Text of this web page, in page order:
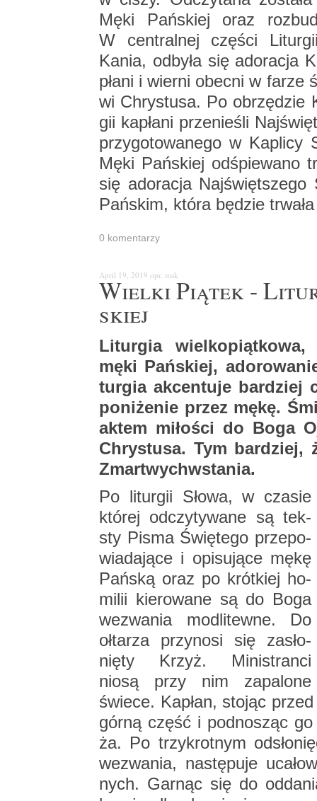
Męki Pań­skiej oraz
W cen­tral­nej czę­ści
Kania, od­by­ła się ad­o­ra­cja
pła­ni i wier­ni obec­ni w
wi Chry­stu­sa. Po ob­rzę­dzie
gii ka­pła­ni prze­nie­śli
przy­go­to­wa­ne­go w Ka­pli­cy
Męki Pań­skiej od­śpie­wa­no
się ad­o­ra­cja
Pań­skim, która bę­dzie
0 ko­men­ta­rzy
April 19, 2019 opr. msk
Wiel­ki Pią­tek -
skiej
Li­tur­gia
męki Pań­skiej,
tur­gia ak­cen­tu­je bar­dziej
po­ni­że­nie przez mękę.
aktem mi­ło­ści do Boga
Chry­stu­sa. Tym bar­dziej,
Zmar­twych­wsta­nia.
Po li­tur­gii Słowa, w cza­sie
któ­rej od­czy­ty­wa­ne są tek­
sty Pisma Świę­te­go prze­po­
wia­da­ją­ce i opi­su­ją­ce mękę
Pań­ską oraz po krót­kiej ho­
mi­lii kie­ro­wa­ne są do Boga
we­zwa­nia mo­dli­tew­ne. Do
oł­ta­rza przy­no­si się za­sło­
nię­ty Krzyż. Mi­ni­stran­ci
niosą przy nim za­pa­lo­ne
świe­ce. Ka­płan, sto­jąc
górną część i pod­no­sząc
ża. Po trzy­krot­nym
we­zwa­nia, na­stę­pu­je
nych. Gar­nąc się do